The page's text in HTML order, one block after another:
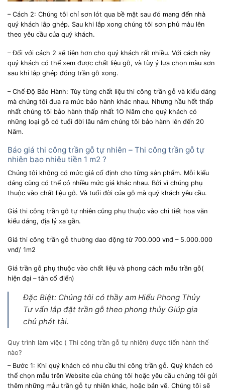
– Cách 2: Chúng tôi chỉ sơn lót qua bề mặt sau đó mang đến nhà
quý khách lắp ghép. Sau khi lắp xong chúng tôi sơn phủ màu lên
theo yêu cầu của quý khách.
– Đối với cách 2 sẽ tiện hơn cho quý khách rất nhiều. Với cách này
quý khách có thể xem được chất liệu gỗ, và tùy ý lựa chọn màu sơn
sau khi lắp ghép đóng trần gỗ xong.
– Chế Độ Bảo Hành: Tùy từng chất liệu thi công trần gỗ và kiểu dáng
mà chúng tôi đưa ra mức bảo hành khác nhau. Nhưng hầu hết thấp
nhất chúng tôi bảo hành thấp nhất 1O Năm cho quý khách có
những loại gỗ có tuổi đời lâu năm chúng tôi bảo hành lên đến 20
Năm.
Báo giá thi công trần gỗ tự nhiên – Thi công trần gỗ tự
nhiên bao nhiêu tiền 1 m2 ?
Chúng tôi không có mức giá cố định cho từng sản phẩm. Mỗi kiểu
dáng cũng có thể có nhiều mức giá khác nhau. Bởi vì chúng phụ
thuộc vào chất liệu gỗ. Và tuổi đời của gỗ mà quý khách yêu cầu.
Giá thi công trần gỗ tự nhiên cũng phụ thuộc vào chi tiết hoa văn
kiểu dáng, địa lý xa gần.
Giá thi công trần gỗ thường dao động từ 700.000 vnđ – 5.000.000
vnđ/ 1m2
Giá trần gỗ phụ thuộc vào chất liệu và phong cách mẫu trần gỗ(
hiện đại – tân cổ điển)
Đặc Biệt: Chúng tôi có thầy am Hiểu Phong Thủy
Tư vấn lắp đặt trần gỗ theo phong thủy Giúp gia
chủ phát tài.
Quy trình làm việc ( Thi công trần gỗ tự nhiên) được tiến hành thế
nào?
– Bước 1: Khi quý khách có nhu cầu thi công trần gỗ. Quý khách có
thể chọn mẫu trên Website của chúng tôi hoặc yêu cầu chúng tôi gửi
thêm những mẫu trần gỗ tự nhiên khác, hoặc bản vẽ. Chúng tôi sẽ